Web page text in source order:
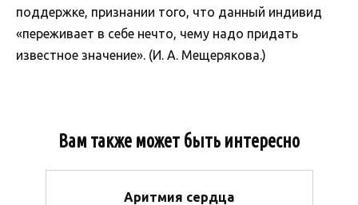
поддержке, признании того, что данный индивид
«переживает в себе нечто, чему надо придать
известное значение». (И. А. Мещерякова.)
Вам также может быть интересно
Аритмия сердца